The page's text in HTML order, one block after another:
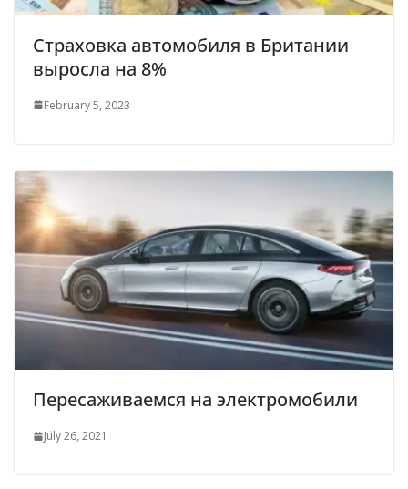
Страховка автомобиля в Британии
выросла на 8%
February 5, 2023
Пересаживаемся на электромобили
July 26, 2021